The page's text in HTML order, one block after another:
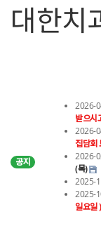
대한치
공지
2026-
받으시
2026-
집담회
2026-
(목)
2025-
2025-
일요일